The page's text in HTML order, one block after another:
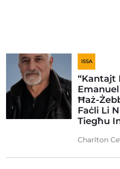
ISSA
“Kantajt
Ħaż-
Faċli Li
Tiegħu
Charlton